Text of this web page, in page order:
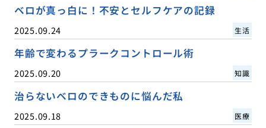
ベロが真っ白に！不安とセルフケアの記録
2025.09.24 生活
年齢で変わるプラークコントロール術
2025.09.20 知識
治らないベロのできものに悩んだ私
2025.09.18 医療